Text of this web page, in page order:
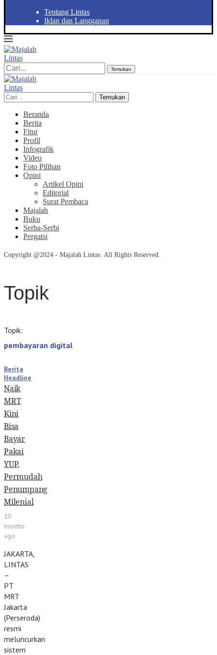
Tentang Lintas
Iklan dan Langganan
Temukan
Temukan
Beranda
Berita
Fitur
Profil
Infografik
Video
Foto Pilihan
Opini
Artikel Opini
Editorial
Surat Pembaca
Majalah
Buku
Serba-Serbi
Pergatsi
Copyright @2024 - Majalah Lintas. All Rights Reserved.
Topik
Topik:
pembayaran digital
Berita
Headline
Naik
MRT
Kini
Bisa
Bayar
Pakai
YUP,
Permudah
Penumpang
Milenial
10
months
ago
JAKARTA,
LINTAS
–
PT
MRT
Jakarta
(Perseroda)
resmi
meluncurkan
sistem